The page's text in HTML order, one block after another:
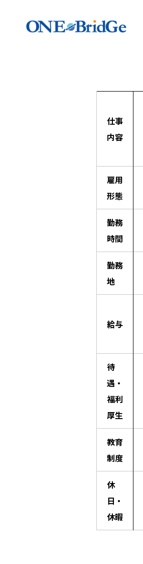
仕事
内容
雇用
形態
勤務
時間
勤務
地
給与
待
遇・
福利
厚生
教育
制度
休
日・
休暇